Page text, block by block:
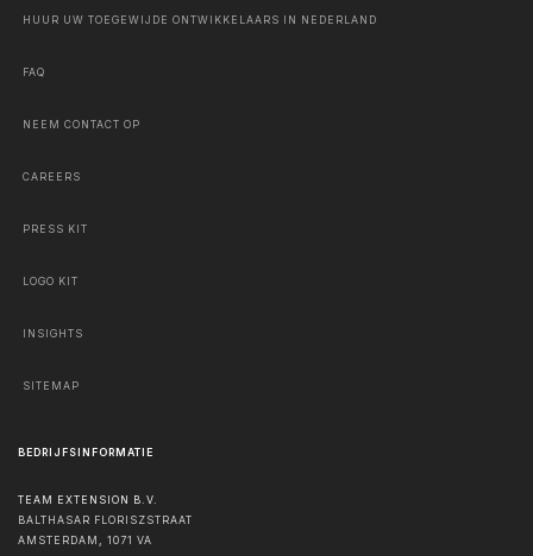
HUUR UW TOEGEWIJDE ONTWIKKELAARS IN NEDERLAND
FAQ
NEEM CONTACT OP
CAREERS
PRESS KIT
LOGO KIT
INSIGHTS
SITEMAP
BEDRIJFSINFORMATIE
TEAM EXTENSION B.V.
BALTHASAR FLORISZSTRAAT
AMSTERDAM
1071 VA